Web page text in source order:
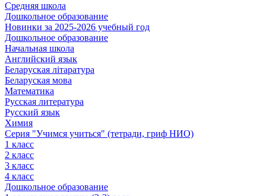
Средняя школа
Дошкольное образование
Новинки за 2025-2026 учебный год
Дошкольное образование
Начальная школа
Английский язык
Беларуская літаратура
Беларуская мова
Математика
Русская литература
Русский язык
Химия
Серия "Учимся учиться" (тетради, гриф НИО)
1 класс
2 класс
3 класс
4 класс
Дошкольное образование